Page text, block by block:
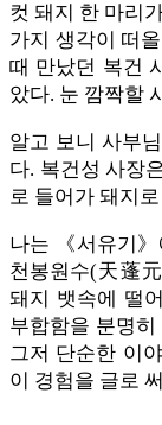
컷 돼지 한 마리
가지 생각이 떠
때 만났던 복건
았다. 눈 깜짝할
알고 보니 사부
다. 복건성 사장
로 들어가 돼지
나는 《서유기
천봉원수(天蓬
돼지 뱃속에 떨
부합함을 분명
그저 단순한 이
이 경험을 글로